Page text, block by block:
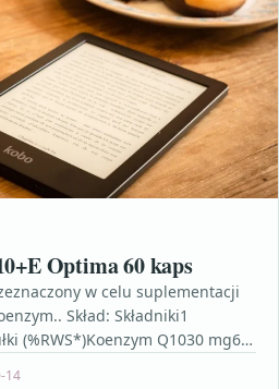
Optima 60 kaps
w celu suplementacji
Skład: Składniki1
(%RWS*)Koenzym Q1030 mg60
14